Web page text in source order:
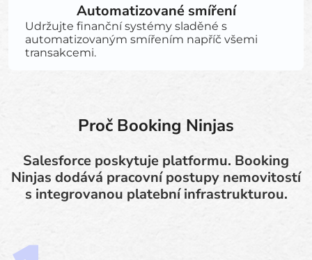
Automatizované smíření
Udržujte finanční systémy sladěné s
automatizovaným smířením napříč všemi
transakcemi.
Proč Booking Ninjas
Salesforce poskytuje platformu. Booking
Ninjas dodává pracovní postupy nemovitostí
s integrovanou platební infrastrukturou.